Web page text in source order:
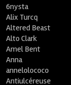
6nysta
Alix Turcq
Altered Beast
Alto Clark
Amel Bent
Anna
annelolococo
Antiulcéreuse